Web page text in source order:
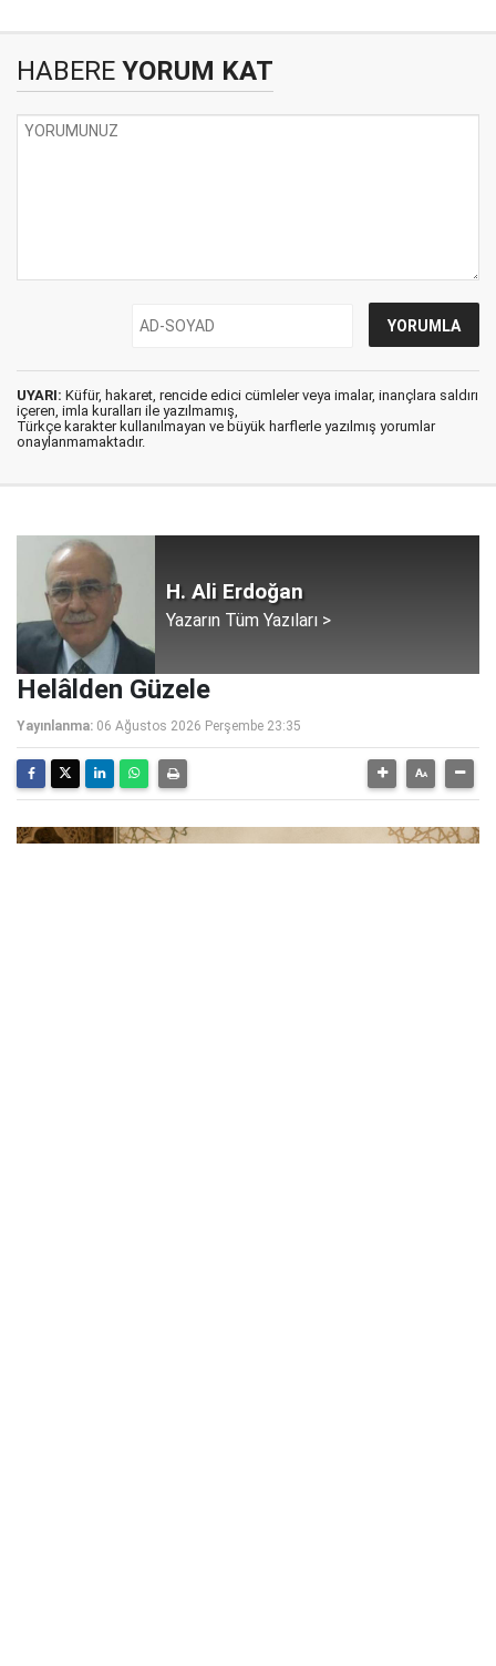
HABERE YORUM KAT
UYARI: Küfür, hakaret, rencide edici cümleler veya imalar, inançlara saldırı
içeren, imla kuralları ile yazılmamış,
Türkçe karakter kullanılmayan ve büyük harflerle yazılmış yorumlar
onaylanmamaktadır.
H. Ali Erdoğan
Yazarın Tüm Yazıları >
Helâlden Güzele
Yayınlanma: 06 Ağustos 2026 Perşembe 23:35